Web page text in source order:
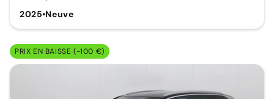
2025•Neuve
PRIX EN BAISSE (-100 €)